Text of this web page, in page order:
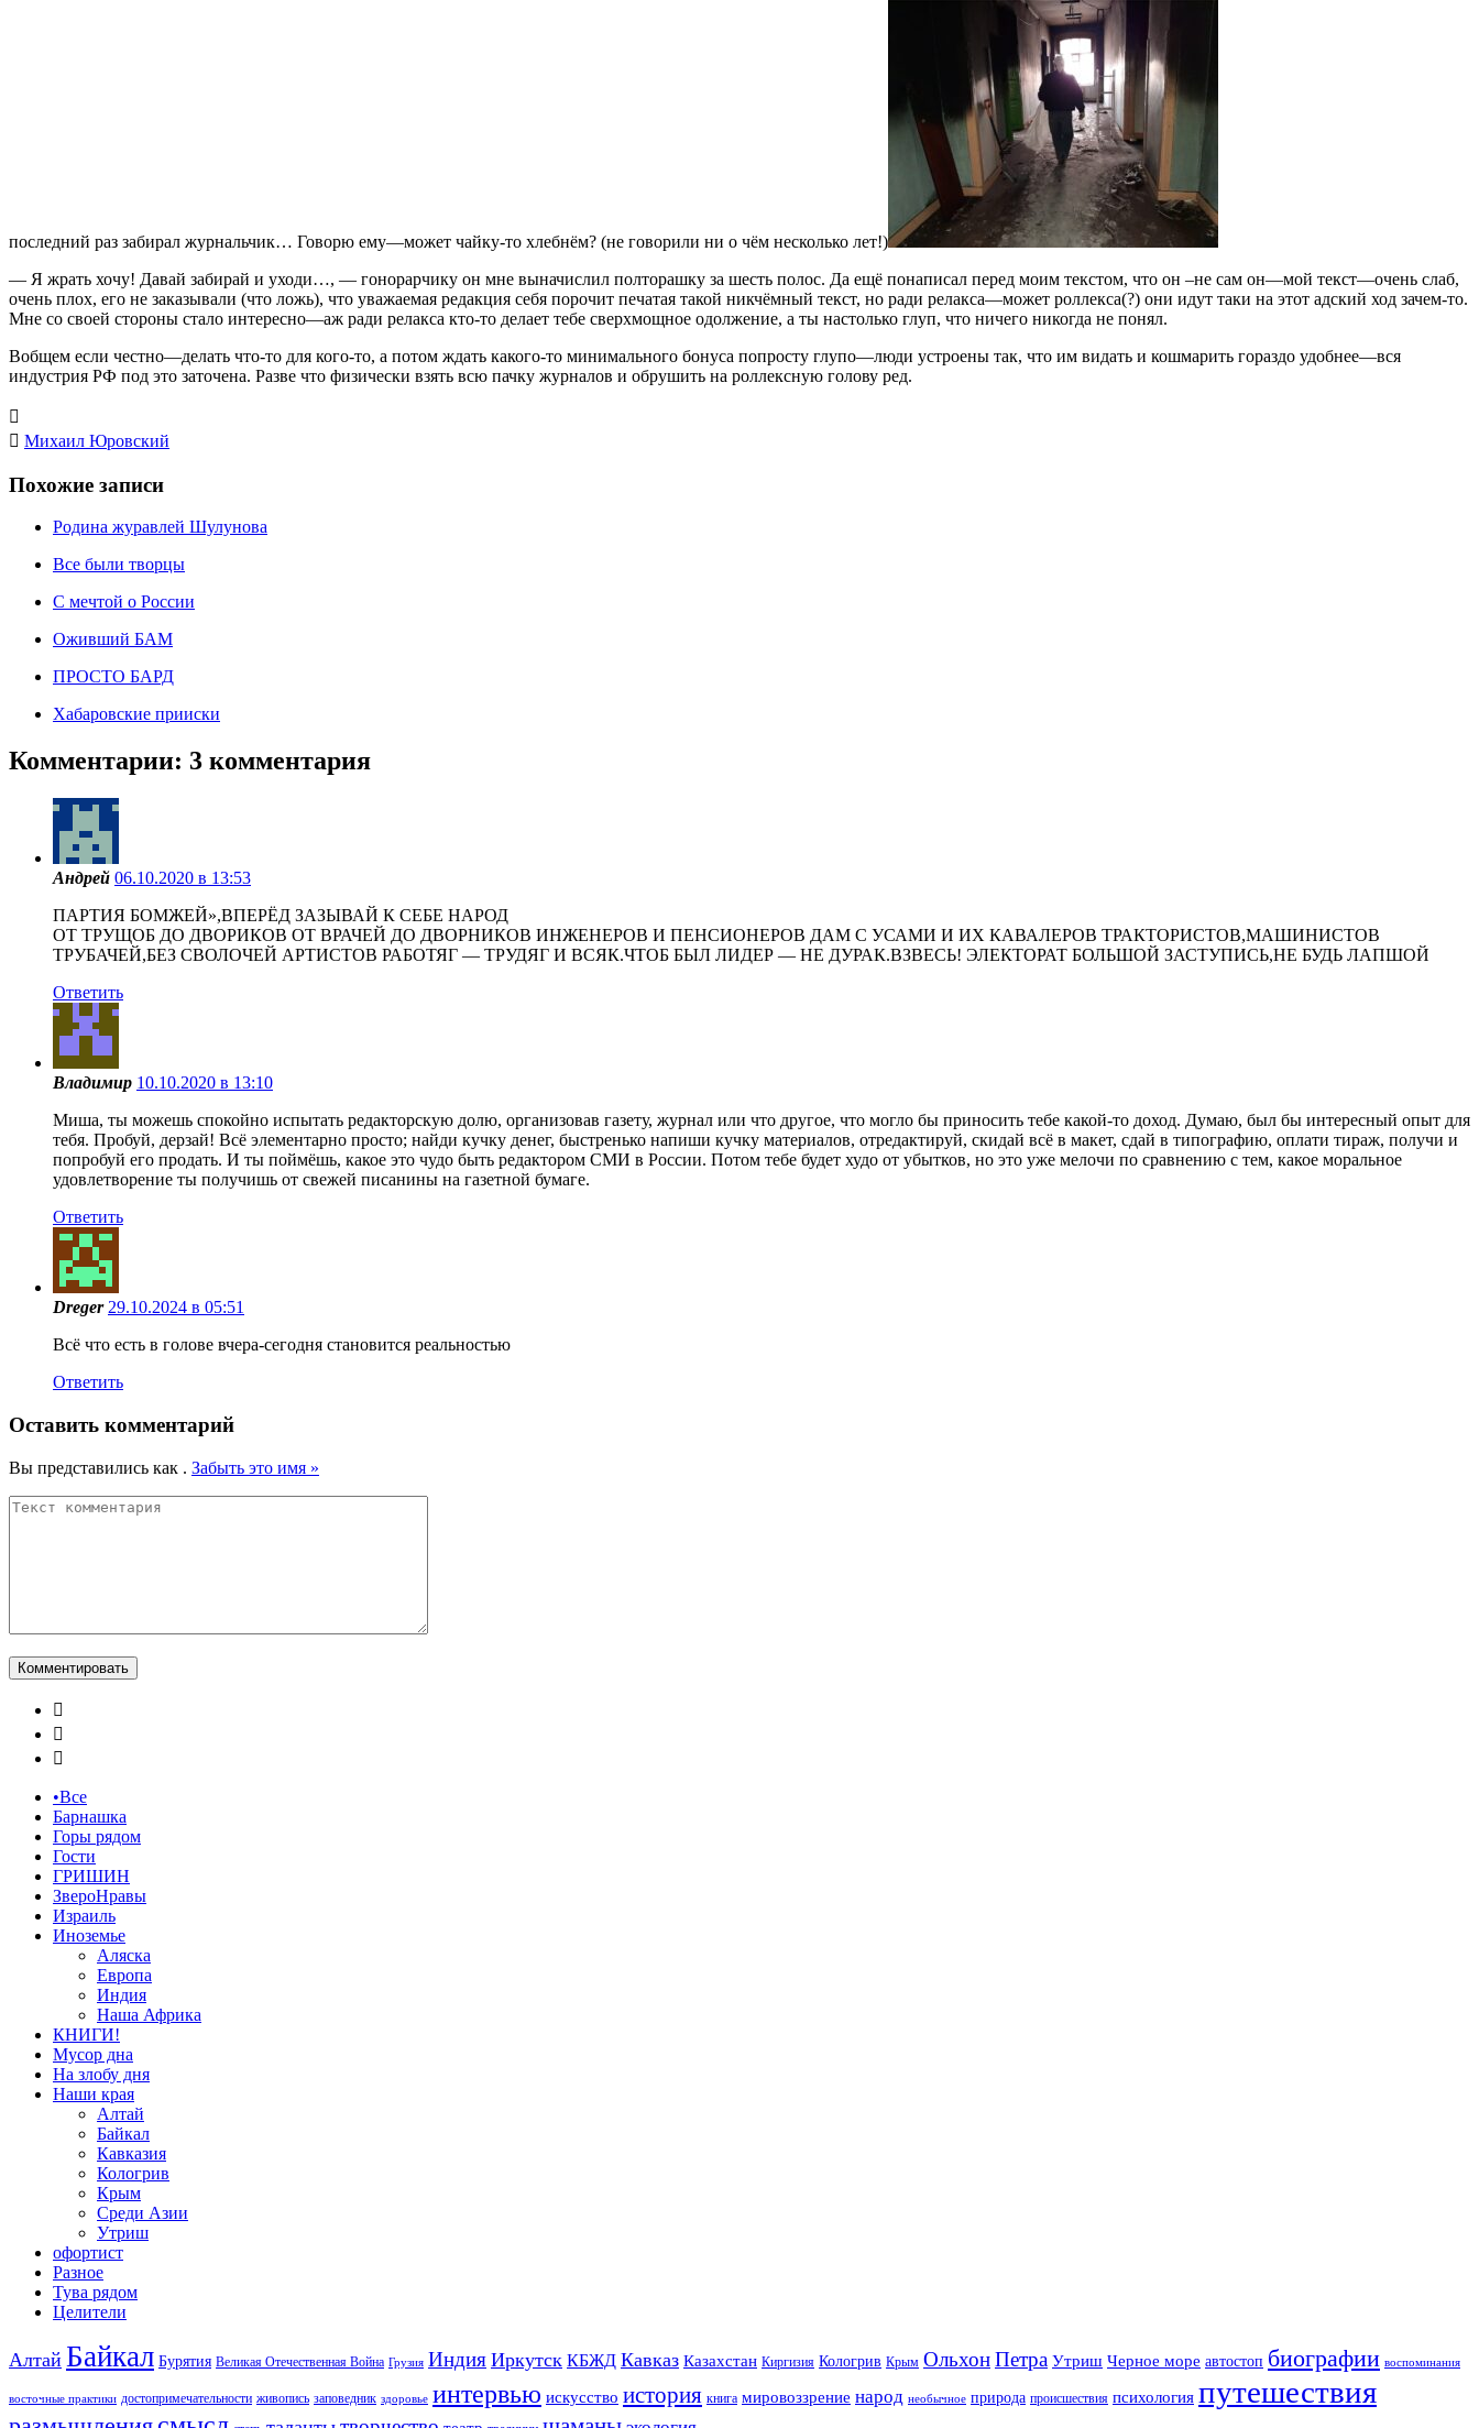
последний раз забирал журнальчик… Говорю ему—может чайку-то хлебнём? (не говорили ни о чём несколько лет!)
— Я жрать хочу! Давай забирай и уходи…, — гонорарчику он мне выначислил полторашку за шесть полос. Да ещё понаписал перед моим текстом, что он –не сам он—мой текст—очень слаб,
очень плох, его не заказывали (что ложь), что уважаемая редакция себя порочит печатая такой никчёмный текст, но ради релакса—может роллекса(?) они идут таки на этот адский ход зачем-то.
Мне со своей стороны стало интересно—аж ради релакса кто-то делает тебе сверхмощное одолжение, а ты настолько глуп, что ничего никогда не понял.
Вобщем если честно—делать что-то для кого-то, а потом ждать какого-то минимального бонуса попросту глупо—люди устроены так, что им видать и кошмарить гораздо удобнее—вся
индустрия РФ под это заточена. Разве что физически взять всю пачку журналов и обрушить на роллексную голову ред.

 Михаил Юровский
Похожие записи
Родина журавлей Шулунова
Все были творцы
С мечтой о России
Оживший БАМ
ПРОСТО БАРД
Хабаровские прииски
Комментарии: 3 комментария
Андрей 06.10.2020 в 13:53
ПАРТИЯ БОМЖЕЙ»,ВПЕРЁД ЗАЗЫВАЙ К СЕБЕ НАРОД
ОТ ТРУЩОБ ДО ДВОРИКОВ ОТ ВРАЧЕЙ ДО ДВОРНИКОВ ИНЖЕНЕРОВ И ПЕНСИОНЕРОВ ДАМ С УСАМИ И ИХ КАВАЛЕРОВ ТРАКТОРИСТОВ,МАШИНИСТОВ
ТРУБАЧЕЙ,БЕЗ СВОЛОЧЕЙ АРТИСТОВ РАБОТЯГ — ТРУДЯГ И ВСЯК.ЧТОБ БЫЛ ЛИДЕР — НЕ ДУРАК.ВЗВЕСЬ! ЭЛЕКТОРАТ БОЛЬШОЙ ЗАСТУПИСЬ,НЕ БУДЬ ЛАПШОЙ
Ответить
Владимир 10.10.2020 в 13:10
Миша, ты можешь спокойно испытать редакторскую долю, организовав газету, журнал или что другое, что могло бы приносить тебе какой-то доход. Думаю, был бы интересный опыт для
тебя. Пробуй, дерзай! Всё элементарно просто; найди кучку денег, быстренько напиши кучку материалов, отредактируй, скидай всё в макет, сдай в типографию, оплати тираж, получи и
попробуй его продать. И ты поймёшь, какое это чудо быть редактором СМИ в России. Потом тебе будет худо от убытков, но это уже мелочи по сравнению с тем, какое моральное
удовлетворение ты получишь от свежей писанины на газетной бумаге.
Ответить
Dreger 29.10.2024 в 05:51
Всё что есть в голове вчера-сегодня становится реальностью
Ответить
Оставить комментарий
Вы представились как . Забыть это имя »



•Все
Барнашка
Горы рядом
Гости
ГРИШИН
ЗвероНравы
Израиль
Иноземье
Аляска
Европа
Индия
Наша Африка
КНИГИ!
Мусор дна
На злобу дня
Наши края
Алтай
Байкал
Кавказия
Кологрив
Крым
Среди Азии
Утриш
офортист
Разное
Тува рядом
Целители
Алтай Байкал Бурятия Великая Отечественная Война Грузия Индия Иркутск КБЖД Кавказ Казахстан Киргизия Кологрив Крым ОльхонПетра Утриш Черное море автостоп биографии воспоминания
восточные практики достопримечательности живопись заповедник здоровье интервью искусство история книга мировоззрение народ необычное природа происшествия психология путешествия